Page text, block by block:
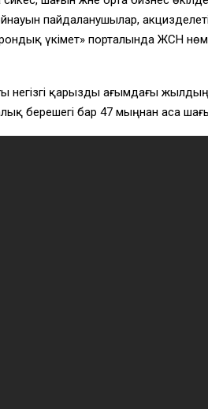
пайдаланушылар,
үкімет» порталында ЖСН
қарызды ағымдағы жылдың
берешегі бар 47 мыңнан аса шағын